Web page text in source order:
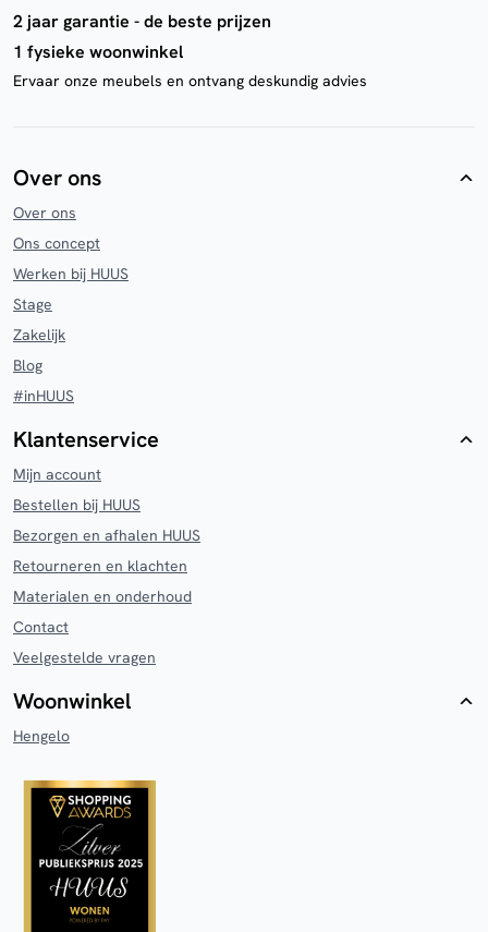
2 jaar garantie - de beste prijzen
1 fysieke woonwinkel
Ervaar onze meubels en ontvang deskundig advies
Over ons
Over ons
Ons concept
Werken bij HUUS
Stage
Zakelijk
Blog
#inHUUS
Klantenservice
Mijn account
Bestellen bij HUUS
Bezorgen en afhalen HUUS
Retourneren en klachten
Materialen en onderhoud
Contact
Veelgestelde vragen
Woonwinkel
Hengelo